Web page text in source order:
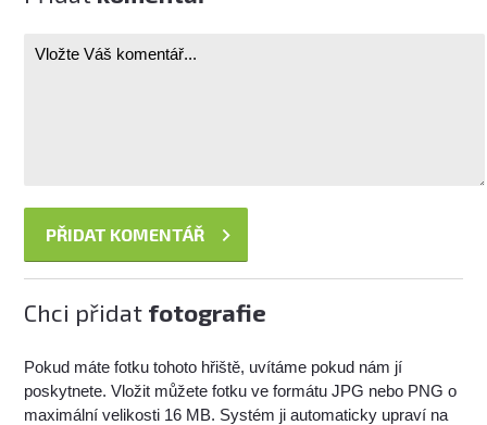
Chci přidat fotografie
Pokud máte fotku tohoto hřiště, uvítáme pokud nám jí
poskytnete. Vložit můžete fotku ve formátu JPG nebo PNG o
maximální velikosti 16 MB. Systém ji automaticky upraví na